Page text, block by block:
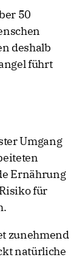
50
deshalb
führt
Umgang
Ernährung
für
zunehmend
natürliche